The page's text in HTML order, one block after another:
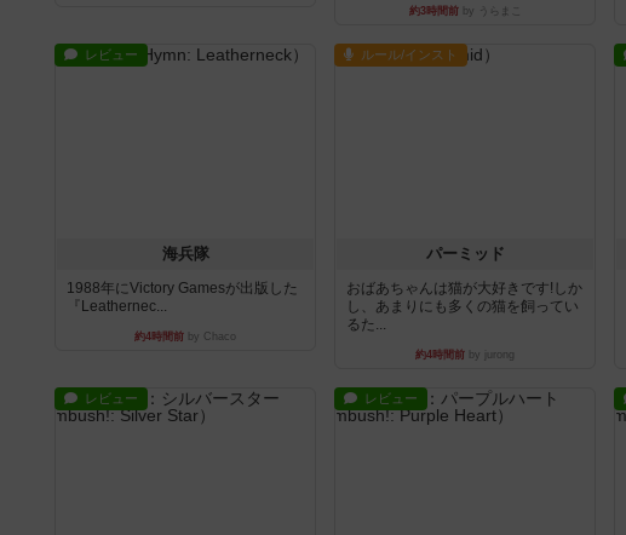
約3時間前by うらまこ
レビュー
海兵隊
1988年にVictory Gamesが出版した
『Leathernec...
約4時間前 by Chaco
ルール/インスト
パーミッド
おばあちゃんは猫が大好きです!しか
し、あまりにも多くの猫を飼ってい
るた...
約4時間前 by jurong
レビュー レビュー